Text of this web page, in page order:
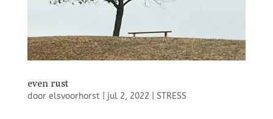
even rust
door elsvoorhorst| jul 2, 2022 STRESS